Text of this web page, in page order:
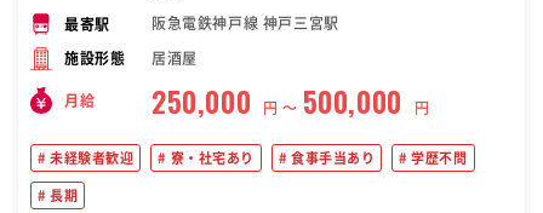
最寄駅 阪急電鉄神戸線 神戸三宮駅
施設形態 居酒屋
月給 250,000 円 〜 500,000 円
未経験者歓迎 寮・社宅あり 食事手当あり 学歴不問
長期